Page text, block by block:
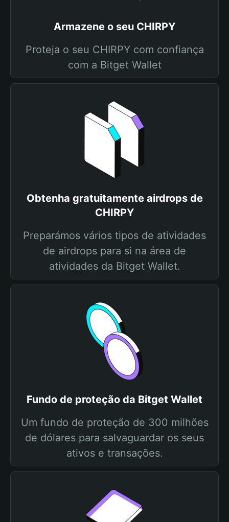
Armazene o seu CHIRPY
Proteja o seu CHIRPY com confiança
com a Bitget Wallet
Obtenha gratuitamente airdrops de
CHIRPY
Preparámos vários tipos de atividades
de airdrops para si na área de
atividades da Bitget Wallet.
Fundo de proteção da Bitget Wallet
Um fundo de proteção de 300 milhões
de dólares para salvaguardar os seus
ativos e transações.